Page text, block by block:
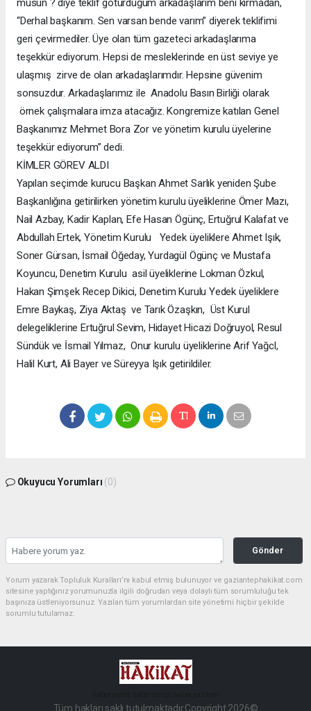
musun ? diye teklif götürdüğüm arkadaşlarım beni kırmadan,
“Derhal başkanım. Sen varsan bende varım” diyerek teklifimi
geri çevirmediler. Üye olan tüm gazeteci arkadaşlarıma
teşekkür ediyorum. Hepsi de mesleklerinde en üst seviye ye
ulaşmış zirve de olan arkadaşlarımdır. Hepsine güvenim
sonsuzdur. Arkadaşlarımız ile Anadolu Basın Birliği olarak
örnek çalışmalara imza atacağız. Kongremize katılan Genel
Başkanımız Mehmet Bora Zor ve yönetim kurulu üyelerine
teşekkür ediyorum” dedi.
KİMLER GÖREV ALDI
Yapılan seçimde kurucu Başkan Ahmet Sarlık yeniden Şube
Başkanlığına getirilirken yönetim kurulu üyeliklerine Ömer Mazı,
Nail Azbay, Kadir Kaplan, Efe Hasan Ögünç, Ertuğrul Kalafat ve
Abdullah Ertek, Yönetim Kurulu Yedek üyeliklere Ahmet Işık,
Soner Gürsan, İsmail Öğeday, Yurdagül Ögünç ve Mustafa
Koyuncu, Denetim Kurulu asil üyeliklerine Lokman Özkul,
Hakan Şimşek Recep Dikici, Denetim Kurulu Yedek üyeliklere
Emre Baykaş, Ziya Aktaş ve Tarık Özaşkın, Üst Kurul
delegeliklerine Ertuğrul Sevim, Hidayet Hicazi Doğruyol, Resul
Sündük ve İsmail Yılmaz, Onur kurulu üyeliklerine Arif YağcI,
Halil Kurt, Ali Bayer ve Süreyya Işık getirildiler.
Okuyucu Yorumları (0)
Gönder
Yorum yazarak Topluluk Kuralları’nı kabul etmiş bulunuyor ve gaziantephakikat.com
sitesine yaptığınız yorumunuzla ilgili doğrudan veya dolaylı tüm sorumluluğu tek
başınıza üstleniyorsunuz. Yazılan tüm yorumlardan site yönetimi hiçbir şekilde
sorumlu tutulamaz.
Tüm hakları saklı tutulmaktadır.Copyright 2026©